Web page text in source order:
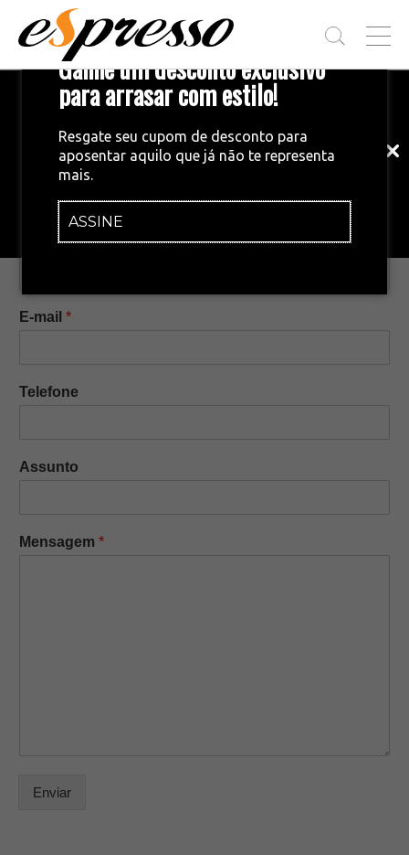
Ganhe um desconto exclusivo
para arrasar com estilo!
Resgate seu cupom de desconto para
aposentar aquilo que já não te representa
mais.
ASSINE
Inscreva-se em nossa newsletter!
e tendências do mundo do café.
T
M
Fale Conosco
Nome*
E-mail *
Telefone
Assunto
Mensagem *
Enviar